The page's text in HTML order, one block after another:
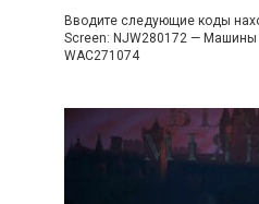
Вводите следующие коды
Screen: NJW280172 — Машины
WAC271074